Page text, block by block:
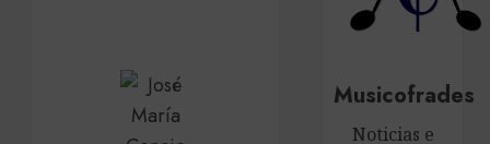
Musicofrades
Noticias e